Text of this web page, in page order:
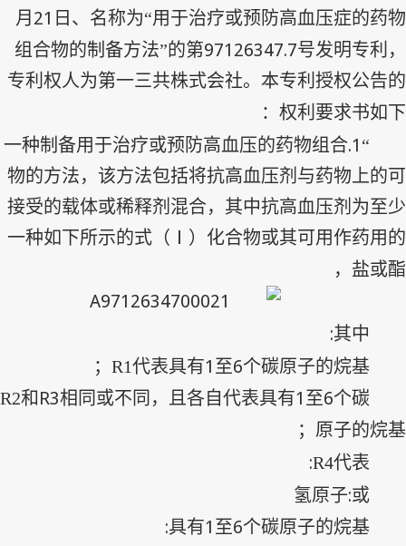
月 21 日、名称为“用于治疗或预防高血压症的药物
组合物的制备方法”的第97126347.7号发明专利，
专利权人为第一三共株式会社。本专利授权公告的
权利要求书如下：
“
1.
一种制备用于治疗或预防高血压的药物组合
物的方法，该方法包括将抗高血压剂与药物上的可
接受的载体或稀释剂混合，其中抗高血压剂为至少
一种如下所示的式（Ⅰ）化合物或其可用作药用的
盐或酯，
其中
:
R1代表具有1 至6个碳原子的烷基；
R2和 R3相同或不同，且各自代表具有1 至6个碳
原子的烷基；
R4代表
:
氢原子:或
具有1 至6个碳原子的烷基
: